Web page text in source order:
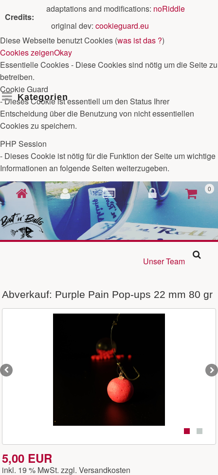
Credits:
adaptations and modifications: noRiddle
original dev: cookieguard.eu
Diese Webseite benutzt Cookies (was ist das ?)
Cookies zeigenOkay
Essentielle Cookies- Diese Cookies sind nötig um die Seite zu
betreiben.
Cookie Guard
- Dieses Cookie ist essentiell um den Status Ihrer
Entscheidung über die Benutzung von nicht essentiellen
Cookies zu speichern.
PHP Session
- Dieses Cookie ist nötig für die Funktion der Seite um wichtige
Informationen an folgende Seiten weiterzugeben.
0
Unser Team
Abverkauf: Purple Pain Pop-ups 22 mm 80 gr
5,00 EUR
inkl. 19 % MwSt. zzgl. Versandkosten
Kategorien